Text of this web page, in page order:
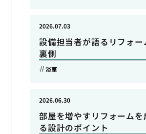
設備担当者が語るリフォー
裏側
2026.07.03
浴室
部屋を増やすリフォームを
る設計のポイント
2026.06.30